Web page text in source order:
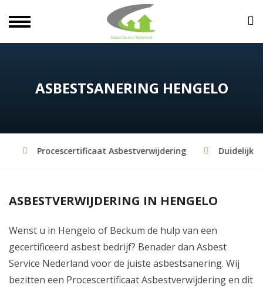
ASBESTSANERING HENGELO
Procescertificaat Asbestverwijdering Duidelijke
ASBESTVERWIJDERING IN HENGELO
Wenst u in Hengelo of Beckum de hulp van een
gecertificeerd asbest bedrijf? Benader dan Asbest
Service Nederland voor de juiste asbestsanering. Wij
bezitten een Procescertificaat Asbestverwijdering en dit